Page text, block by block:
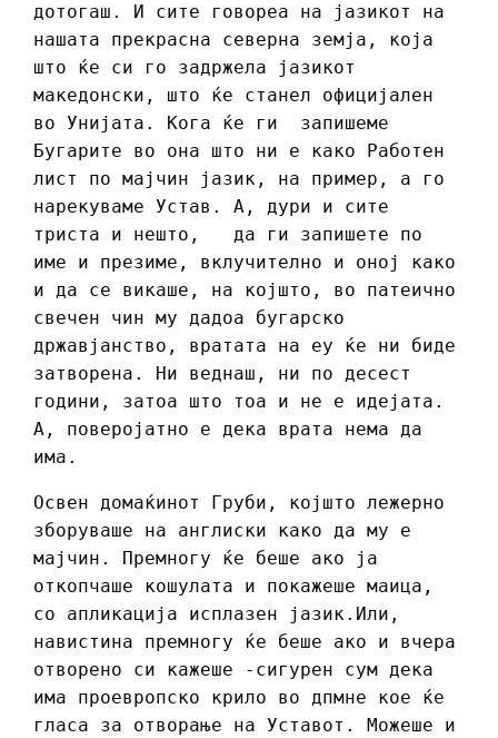
дотогаш. И сите говореа на јазикот на
нашата прекрасна северна земја, која
што ќе си го задржела јазикот
македонски, што ќе станел официјален
во Унијата. Кога ќе ги запишеме
Бугарите во она што ни е како Работен
лист по мајчин јазик, на пример, а го
нарекуваме Устав. А, дури и сите
триста и нешто, да ги запишете по
име и презиме, вклучително и оној како
и да се викаше, на којшто, во патеично
свечен чин му дадоа бугарско
државјанство, вратата на еу ќе ни биде
затворена. Ни веднаш, ни по десест
години, затоа што тоа и не е идејата.
А, поверојатно е дека врата нема да
има.
Освен домаќинот Груби, којшто лежерно
зборуваше на англиски како да му е
мајчин. Премногу ќе беше ако ја
откопчаше кошулата и покажеше маица,
со апликација исплазен јазик.Или,
навистина премногу ќе беше ако и вчера
отворено си кажеше -сигурен сум дека
има проевропско крило во дпмне кое ќе
гласа за отворање на Уставот. Можеше и